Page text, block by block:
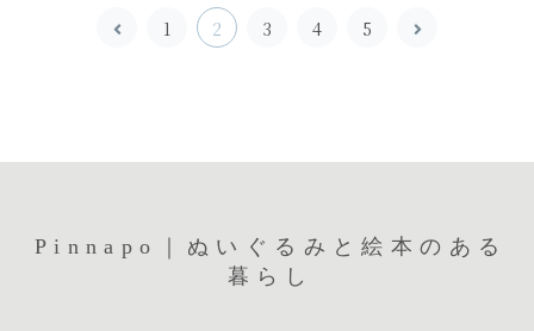
前
1 2 3 4 5
次
Pinnapo｜ぬいぐるみと絵本のある
暮らし